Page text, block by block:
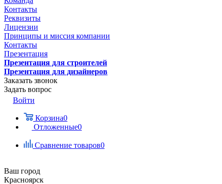
Контакты
Реквизиты
Лицензии
Принципы и миссия компании
Контакты
Презентация
Презентация для строителей
Презентация для дизайнеров
Заказать звонок
Задать вопрос
Войти
Корзина0
Отложенные0
Сравнение товаров0
Ваш город
Красноярск